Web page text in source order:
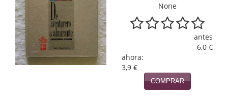
Medicina
Música
Naturaleza
None
antes
6,0 €
ahora:
3,9 €
COMPRAR